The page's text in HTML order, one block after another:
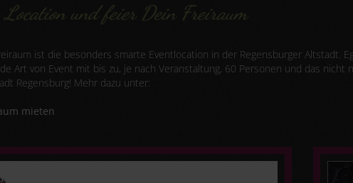
Location und feier Dein Freiraum
ist die besonders smarte Eventlocation in der Regensburger Altstadt.
Art von Event mit bis zu, je nach Veranstaltung, 60 Personen und das
Regensburg! Mehr dazu unter:
mieten